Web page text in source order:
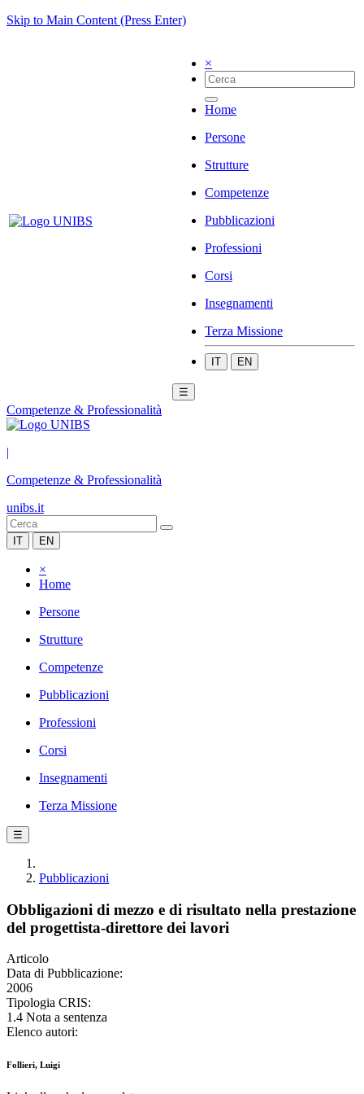
Skip to Main Content (Press Enter)
×
Home
Persone
Strutture
Competenze
Pubblicazioni
Professioni
Corsi
Insegnamenti
Terza Missione
IT EN
☰
Competenze & Professionalità
|
Competenze & Professionalità
unibs.it
IT EN
×
Home
Persone
Strutture
Competenze
Pubblicazioni
Professioni
Corsi
Insegnamenti
Terza Missione
☰
Pubblicazioni
Obbligazioni di mezzo e di risultato nella prestazione
del progettista-direttore dei lavori
Articolo
Data di Pubblicazione:
2006
Tipologia CRIS:
1.4 Nota a sentenza
Elenco autori:
Follieri, Luigi